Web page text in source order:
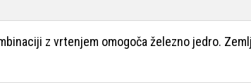
z vrtenjem omogoča železno jedro.